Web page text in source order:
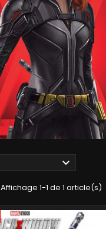

Affichage 1-1 de 1 article(s)